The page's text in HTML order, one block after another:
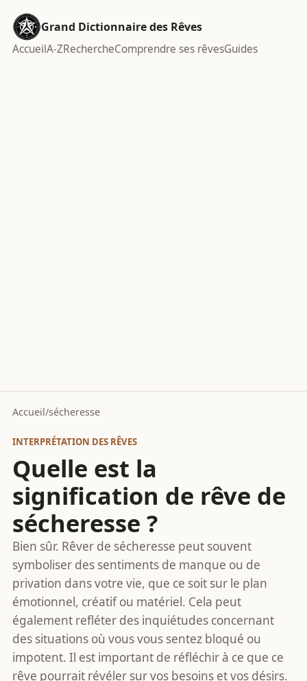
Grand Dictionnaire des Rêves
AccueilA-ZRechercheComprendre ses rêvesGuides
Accueil/sécheresse
INTERPRÉTATION DES RÊVES
Quelle est la
signification de rêve de
sécheresse ?
Bien sûr. Rêver de sécheresse peut souvent
symboliser des sentiments de manque ou de
privation dans votre vie, que ce soit sur le plan
émotionnel, créatif ou matériel. Cela peut
également refléter des inquiétudes concernant
des situations où vous vous sentez bloqué ou
impotent. Il est important de réfléchir à ce que ce
rêve pourrait révéler sur vos besoins et vos désirs.